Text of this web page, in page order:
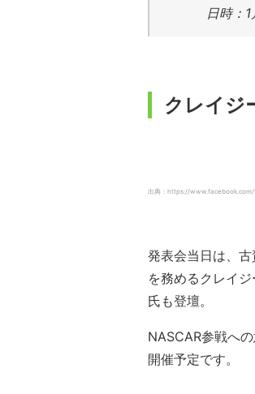
日時：
クレイジ
出典：https://
発表会当日は、
を務めるクレイ
氏も登壇。
NASCAR参戦へ
開催予定です。